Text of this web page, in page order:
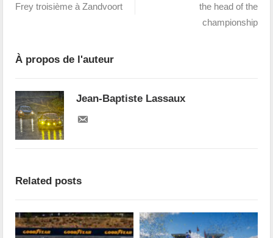
Frey troisième à Zandvoort
the head of the
championship
À propos de l'auteur
Jean-Baptiste Lassaux
Related posts